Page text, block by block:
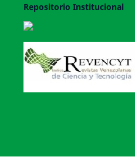
Repositorio Institucional